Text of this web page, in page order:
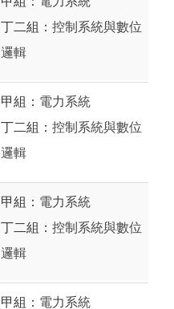
丁二組： 控制系統與數位
邏輯
甲組： 電力系統
丁二組： 控制系統與數位
邏輯
甲組： 電力系統
丁二組： 控制系統與數位
邏輯
甲組： 電力系統